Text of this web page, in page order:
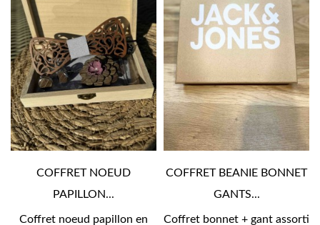
COFFRET NOEUD
PAPILLON...
Coffret noeud papillon en
COFFRET BEANIE BONNET
GANTS...
Coffret bonnet + gant assorti